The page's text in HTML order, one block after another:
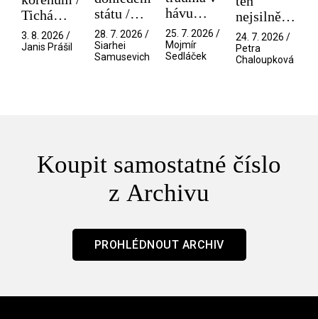
Tichá
přítelkyně
3. 8. 2026 /
Janis Prášil
státu /
Pramen
28. 7. 2026 /
Siarhei
Samusevich
hávu
spektáklu
/ Odyssea
25. 7. 2026 /
Mojmír
Sedláček
nejsilnější
/ V nitru
manosféry
24. 7. 2026 /
Petra
Chaloupková
Koupit samostatné číslo
z Archivu
PROHLÉDNOUT ARCHIV